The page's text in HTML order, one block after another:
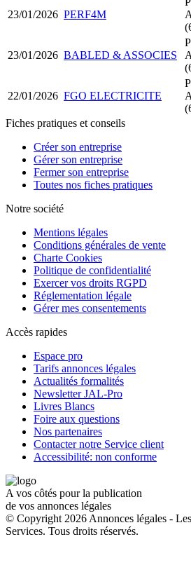
23/01/2026 PERF4M
23/01/2026 BABLED & ASSOCIES
22/01/2026 FGO ELECTRICITE
Fiches pratiques et conseils
Créer son entreprise
Gérer son entreprise
Fermer son entreprise
Toutes nos fiches pratiques
Notre société
Mentions légales
Conditions générales de vente
Charte Cookies
Politique de confidentialité
Exercer vos droits RGPD
Réglementation légale
Gérer mes consentements
Accès rapides
Espace pro
Tarifs annonces légales
Actualités formalités
Newsletter JAL-Pro
Livres Blancs
Foire aux questions
Nos partenaires
Contacter notre Service client
Accessibilité: non conforme
A vos côtés pour la publication
de vos annonces légales
© Copyright 2026 Annonces légales -
Services. Tous droits réservés.